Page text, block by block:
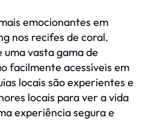
emocionantes em
nos recifes de coral.
uma vasta gama de
facilmente acessíveis em
locais são experientes e
locais para ver a vida
experiência segura e